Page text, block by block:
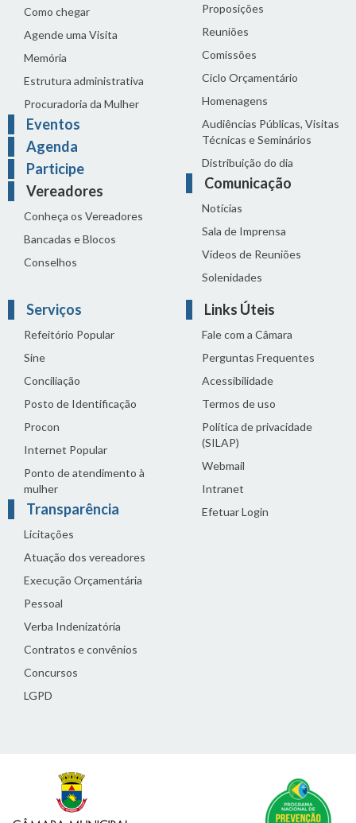
Como chegar
Agende uma Visita
Memória
Estrutura administrativa
Procuradoria da Mulher
Eventos
Agenda
Participe
Vereadores
Conheça os Vereadores
Bancadas e Blocos
Conselhos
Proposições
Reuniões
Comissões
Ciclo Orçamentário
Homenagens
Audiências Públicas, Visitas
Técnicas e Seminários
Distribuição do dia
Comunicação
Notícias
Sala de Imprensa
Vídeos de Reuniões
Solenidades
Serviços
Refeitório Popular
Sine
Conciliação
Posto de Identificação
Procon
Internet Popular
Ponto de atendimento à
mulher
Transparência
Licitações
Atuação dos vereadores
Execução Orçamentária
Pessoal
Verba Indenizatória
Contratos e convênios
Concursos
LGPD
Links Úteis
Fale com a Câmara
Perguntas Frequentes
Acessibilidade
Termos de uso
Política de privacidade
(SILAP)
Webmail
Intranet
Efetuar Login